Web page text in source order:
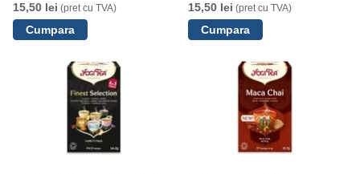
15,50 lei (pret cu TVA)
15,50 lei (pret cu TVA)